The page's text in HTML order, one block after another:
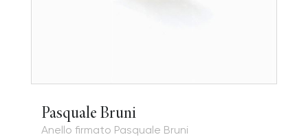
Pasquale Bruni
Anello firmato Pasquale Bruni